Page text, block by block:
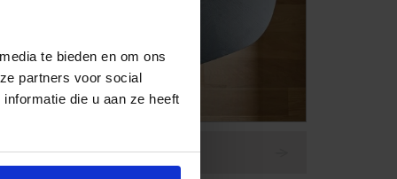
te bieden en om ons
partners voor social
die u aan ze heeft
Eettafel Eclipse